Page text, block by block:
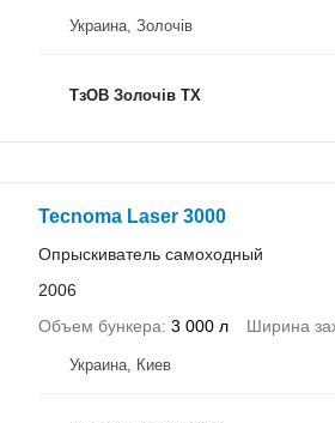
Украина, Золочів
ТзОВ Золочів ТХ
Tecnoma Laser 3000
Опрыскиватель самоходный
2006
Объем бункера 3 000 л Ширина
Украина, Киев